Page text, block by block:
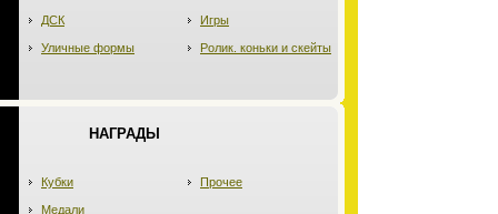
ДСК
Уличные формы
Игры
Ролик. коньки и скейты
НАГРАДЫ
Кубки
Медали
Прочее